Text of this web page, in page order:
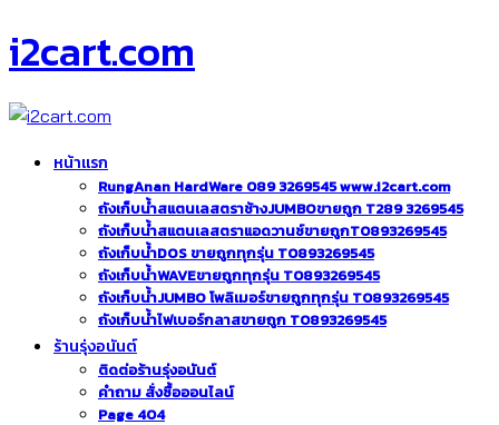
i2cart.com
หน้าแรก
RungAnan HardWare 089 3269545 www.i2cart.com
ถังเก็บน้ำสแตนเลสตราช้างJUMBOขายถูก T289 3269545
ถังเก็บน้ำสแตนเลสตราแอดวานซ์ขายถูกT0893269545
ถังเก็บน้ำDOS ขายถูกทุกรุ่น T0893269545
ถังเก็บน้ำWAVEขายถูกทุกรุ่น T0893269545
ถังเก็บน้ำJUMBO โพลิเมอร์ขายถูกทุกรุ่น T0893269545
ถังเก็บน้ำไฟเบอร์กลาสขายถูก T0893269545
ร้านรุ่งอนันต์
ติดต่อร้านรุ่งอนันต์
คำถาม สั่งซื้อออนไลน์
Page 404